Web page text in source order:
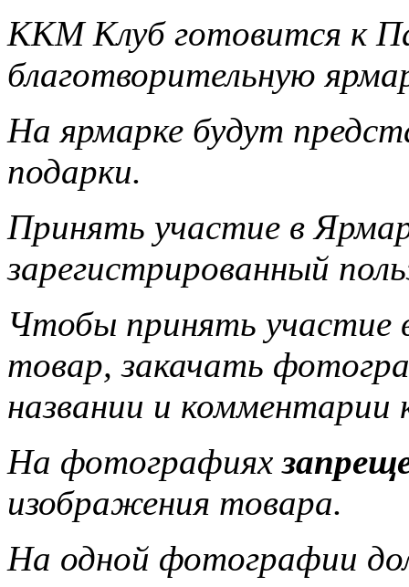
ККМ Клуб готовится к
благотворительную
На ярмарке будут
подарки.
Принять участие в
зарегистрированный
Чтобы принять участие
товар, закачать
названии и
На фотографиях
изображения товара.
На одной фотографии